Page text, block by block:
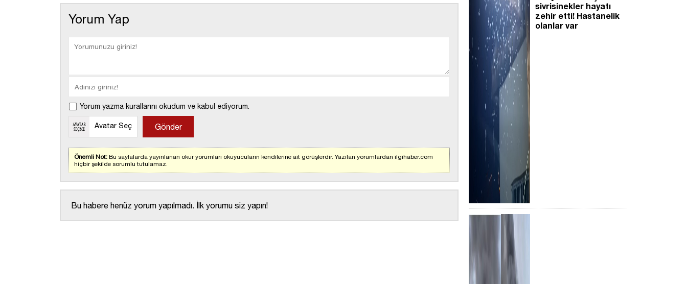
Yorum Yap
Yorum yazma kurallarını okudum ve kabul ediyorum.
Avatar Seç
Önemli Not: Bu sayfalarda yayınlanan okur yorumları okuyucuların kendilerine ait görüşlerdir. Yazılan yorumlardan ilgihaber.com
hiçbir şekilde sorumlu tutulamaz.
Bu habere henüz yorum yapılmadı. İlk yorumu siz yapın!
sivrisinekler hayatı
zehir etti! Hastanelik
olanlar var